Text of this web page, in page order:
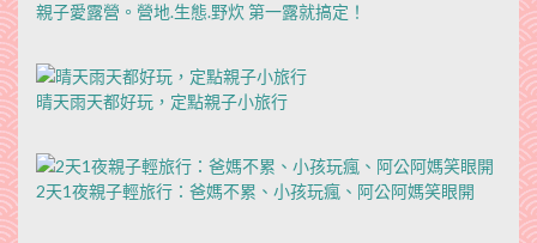
親子愛露營。營地.生態.野炊 第一露就搞定！
晴天雨天都好玩，定點親子小旅行
2天1夜親子輕旅行：爸媽不累、小孩玩瘋、阿公阿媽笑眼開